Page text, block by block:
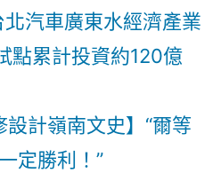
北汽車廣東水經濟產業
點累計投資約120億
設計嶺南文史】“爾等
定勝利！”